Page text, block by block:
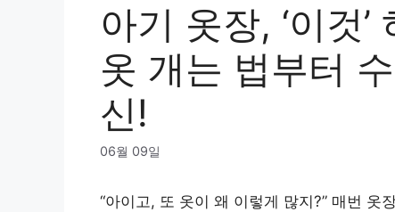
아기 옷장, ‘이것
옷 개는 법부터
신!
06월 09일
“아이고, 또 옷이 왜 이렇게 많지?” 매번 옷